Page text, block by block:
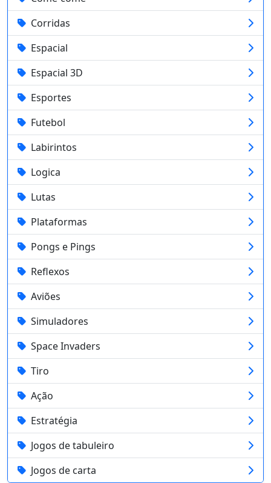
Corridas
Espacial
Espacial 3D
Esportes
Futebol
Labirintos
Logica
Lutas
Plataformas
Pongs e Pings
Reflexos
Aviões
Simuladores
Space Invaders
Tiro
Ação
Estratégia
Jogos de tabuleiro
Jogos de carta